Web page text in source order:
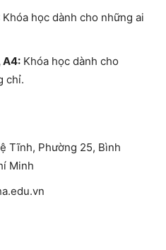
Khóa học dành cho những ai
A4: Khóa học dành cho
chỉ.
Tĩnh, Phường 25, Bình
Minh